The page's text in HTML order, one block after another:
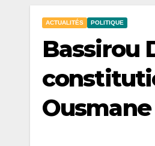
ACTUALITÉS POLITIQUE
Bassirou